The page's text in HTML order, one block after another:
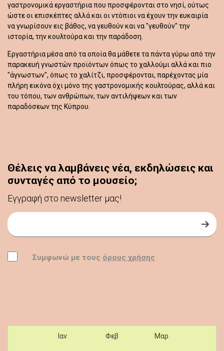
γαστρονομικά εργαστήρια που προσφέρονται στο νησί, ούτως
ώστε οι επισκέπτες αλλά και οι ντόπιοι να έχουν την ευκαιρία
να γνωρίσουν εις βάθος, να γευθούν και να "γευθούν" την
ιστορία, την κουλτούρα και την παράδοση.
Εργαστήρια μέσα από τα οποία θα μάθετε τα πάντα γύρω από την
παρακευή γνωστών προϊόντων όπως το χαλλούμι αλλά και πιο
"άγνωστων", όπως το χαλίτζι, προσφέρονται, παρέχοντας μία
πλήρη εικόνα όχι μόνο της γαστρονομικής κουλτούρας, αλλά και
του τόπου, των ανθρώπων, των αντιλήψεων και των
παραδόσεων της Κύπρου.
Θέλεις να λαμβάνεις νέα, εκδηλώσεις και
συνταγές από το μουσείο;
Εγγραφή στο newsletter μας!
ΣυμφωνώΣυμφωνώ με τους όρους χρήσης
Εγγραφή στο Newsletter
Navigate by year and month
Ιαν Φεβ Μαρ